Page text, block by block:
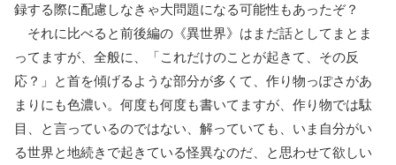
録する際に配慮しなきゃ大問題になる可能性もあったぞ？
それに比べると前後編の《異世界》はまだ話としてまとま
ってますが、全般に、「これだけのことが起きて、その反
応？」と首を傾げるような部分が多くて、作り物っぽさがあ
まりにも色濃い。何度も何度も書いてますが、作り物では駄
目、と言っているのではない、解っていても、いま自分がい
る世界と地続きで起きている怪異なのだ、と思わせて欲しい